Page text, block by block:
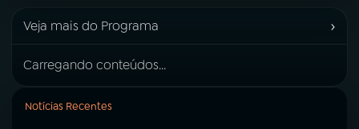
Veja mais do Programa ›
Carregando conteúdos...
Notícias Recentes